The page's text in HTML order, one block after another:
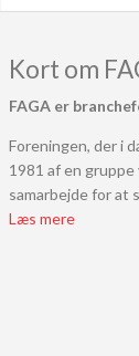
Kort om
FAGA er
Foreningen, der i
1981 af en
samarbejde for at
Læs mere